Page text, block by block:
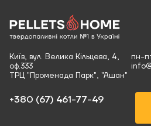
Київ, вул. Велика Кільцева, 4,
оф.333
ТРЦ "Променада Парк", "Ашан"
пн-
+380 (67) 461-77-49‬